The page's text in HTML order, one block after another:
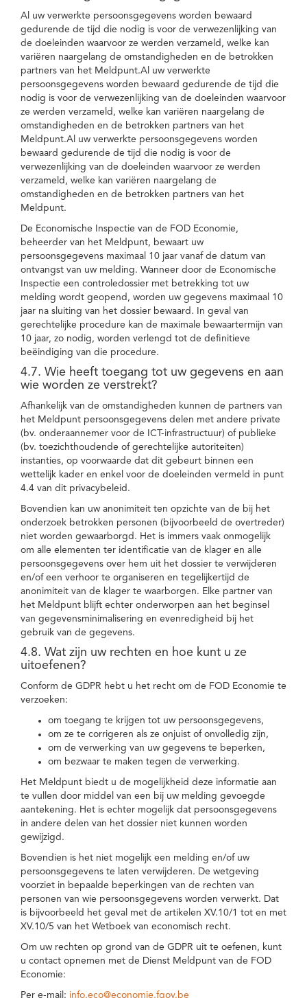
Al uw verwerkte persoonsgegevens worden bewaard
gedurende de tijd die nodig is voor de verwezenlijking van
de doeleinden waarvoor ze werden verzameld, welke kan
variëren naargelang de omstandigheden en de betrokken
partners van het Meldpunt.Al uw verwerkte
persoonsgegevens worden bewaard gedurende de tijd die
nodig is voor de verwezenlijking van de doeleinden waarvoor
ze werden verzameld, welke kan variëren naargelang de
omstandigheden en de betrokken partners van het
Meldpunt.Al uw verwerkte persoonsgegevens worden
bewaard gedurende de tijd die nodig is voor de
verwezenlijking van de doeleinden waarvoor ze werden
verzameld, welke kan variëren naargelang de
omstandigheden en de betrokken partners van het
Meldpunt.
De Economische Inspectie van de FOD Economie,
beheerder van het Meldpunt, bewaart uw
persoonsgegevens maximaal 10 jaar vanaf de datum van
ontvangst van uw melding. Wanneer door de Economische
Inspectie een controledossier met betrekking tot uw
melding wordt geopend, worden uw gegevens maximaal 10
jaar na sluiting van het dossier bewaard. In geval van
gerechtelijke procedure kan de maximale bewaartermijn van
10 jaar, zo nodig, worden verlengd tot de definitieve
beëindiging van die procedure.
4.7. Wie heeft toegang tot uw gegevens en aan
wie worden ze verstrekt?
Afhankelijk van de omstandigheden kunnen de partners van
het Meldpunt persoonsgegevens delen met andere private
(bv. onderaannemer voor de ICT-infrastructuur) of publieke
(bv. toezichthoudende of gerechtelijke autoriteiten)
instanties, op voorwaarde dat dit gebeurt binnen een
wettelijk kader en enkel voor de doeleinden vermeld in punt
4.4 van dit privacybeleid.
Bovendien kan uw anonimiteit ten opzichte van de bij het
onderzoek betrokken personen (bijvoorbeeld de overtreder)
niet worden gewaarborgd. Het is immers vaak onmogelijk
om alle elementen ter identificatie van de klager en alle
persoonsgegevens over hem uit het dossier te verwijderen
en/of een verhoor te organiseren en tegelijkertijd de
anonimiteit van de klager te waarborgen. Elke partner van
het Meldpunt blijft echter onderworpen aan het beginsel
van gegevensminimalisering en evenredigheid bij het
gebruik van de gegevens.
4.8. Wat zijn uw rechten en hoe kunt u ze
uitoefenen?
Conform de GDPR hebt u het recht om de FOD Economie te
verzoeken:
om toegang te krijgen tot uw persoonsgegevens,
om ze te corrigeren als ze onjuist of onvolledig zijn,
om de verwerking van uw gegevens te beperken,
om bezwaar te maken tegen de verwerking.
Het Meldpunt biedt u de mogelijkheid deze informatie aan
te vullen door middel van een bij uw melding gevoegde
aantekening. Het is echter mogelijk dat persoonsgegevens
in andere delen van het dossier niet kunnen worden
gewijzigd.
Bovendien is het niet mogelijk een melding en/of uw
persoonsgegevens te laten verwijderen. De wetgeving
voorziet in bepaalde beperkingen van de rechten van
personen van wie persoonsgegevens worden verwerkt. Dat
is bijvoorbeeld het geval met de artikelen XV.10/1 tot en met
XV.10/5 van het Wetboek van economisch recht.
Om uw rechten op grond van de GDPR uit te oefenen, kunt
u contact opnemen met de Dienst Meldpunt van de FOD
Economie:
Per e-mail : info.eco@economie.fgov.be